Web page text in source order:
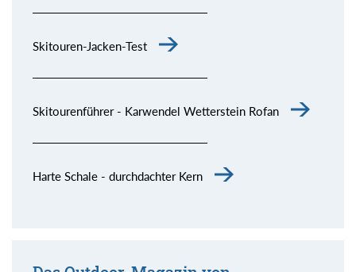
Skitouren-Jacken-Test
Skitourenführer - Karwendel Wetterstein Rofan
Harte Schale - durchdachter Kern